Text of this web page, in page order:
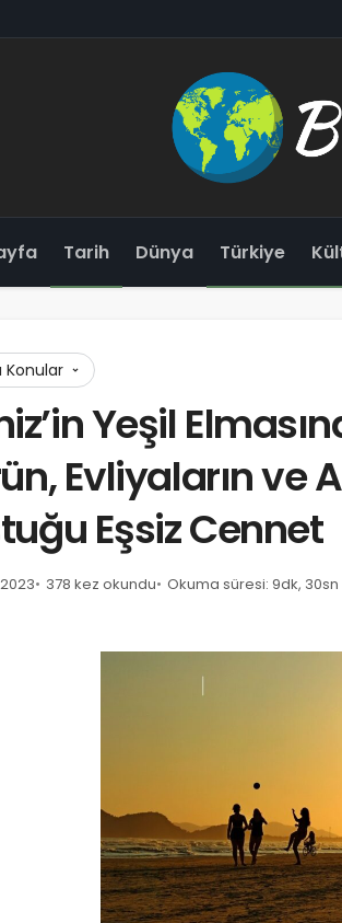
Tarih Dünya Türkiye
Konular
Yeşil
Evliyaların ve
Eşsiz Cennet
378 kez okundu Okuma süresi: 9dk, 30sn